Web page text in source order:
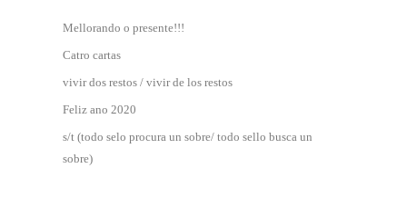
Mellorando o presente!!!
Catro cartas
vivir dos restos / vivir de los restos
Feliz ano 2020
s/t (todo selo procura un sobre/ todo sello busca un
sobre)